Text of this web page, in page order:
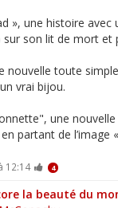
», une histoire
sur son lit de mort et
nouvelle toute
vrai bijou.
une
partant de l’image
12:14 4
la beauté du